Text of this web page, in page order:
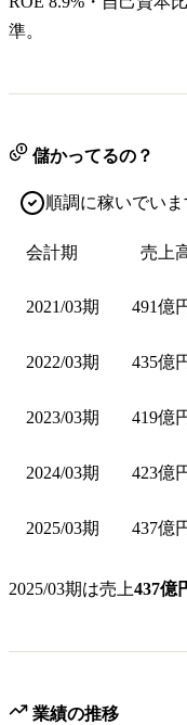
準。
儲かってるの？
順調に稼いでいま
会計期 売上
2021/03期 491億
2022/03期 435億
2023/03期 419億
2024/03期 423億
2025/03期 437億
2025/03期は売上437億
業績の推移